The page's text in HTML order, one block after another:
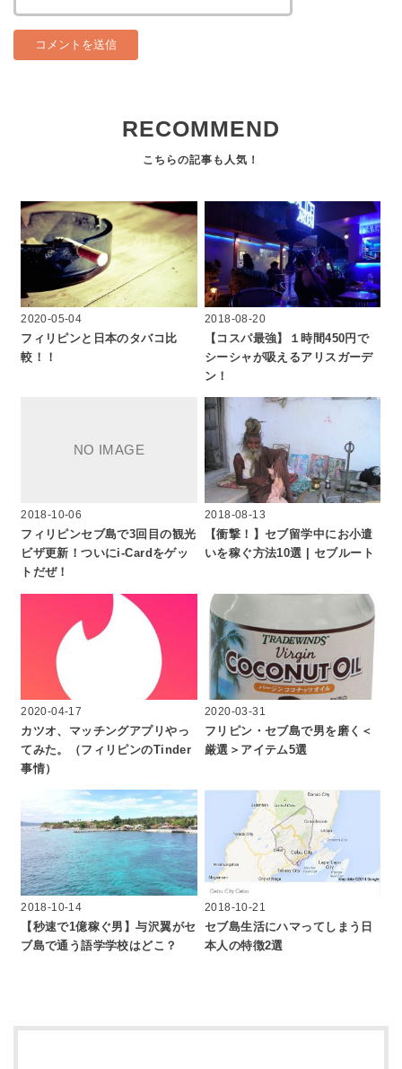
RECOMMEND
2020-05-04
フィリピンと日本のタバコ比
較！！
2018-08-20
【コスパ最強】１時間450円で
シーシャが吸えるアリスガーデ
ン！
2018-10-06
フィリピンセブ島で3回目の観光
ビザ更新！ついにi-Cardをゲッ
トだぜ！
2018-08-13
【衝撃！】セブ留学中にお小遣
いを稼ぐ方法10選 | セブルート
2020-04-17
カツオ、マッチングアプリやっ
てみた。（フィリピンのTinder
事情）
2020-03-31
フリピン・セブ島で男を磨く＜
厳選＞アイテム5選
2018-10-14
【秒速で1億稼ぐ男】与沢翼がセ
ブ島で通う語学学校はどこ？
2018-10-21
セブ島生活にハマってしまう日
本人の特徴2選